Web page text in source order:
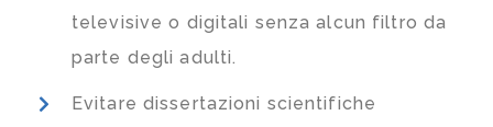
televisive o digitali senza alcun filtro da
parte degli adulti.
Evitare dissertazioni scientifiche